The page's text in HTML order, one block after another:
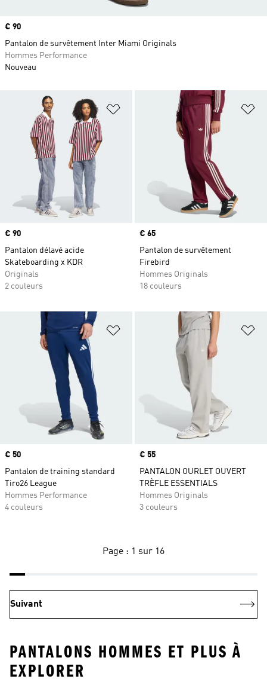
Ajouter à la Liste de produits
Prix
€ 90
Pantalon délavé acide
Skateboarding x KDR
Originals
2 couleurs
Prix
€ 65
Pantalon de survêtement
Firebird
Hommes Originals
18 couleurs
Ajouter à la Liste de produits
Prix
€ 50
Pantalon de training standard
Tiro26 League
Hommes Performance
4 couleurs
Prix
€ 55
PANTALON OURLET OUVERT
TRÈFLE ESSENTIALS
Hommes Originals
3 couleurs
Prix
€ 90
Pantalon de survêtement Inter Miami Originals
Hommes Performance
Nouveau
Page : 1 sur 16
Suivant
PANTALONS HOMMES ET PLUS À
EXPLORER